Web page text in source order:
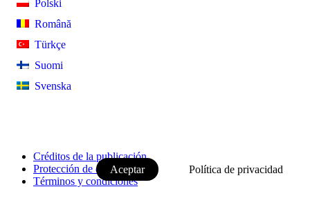
Polski
Română
Türkçe
Suomi
Svenska
Créditos de la publicación
Protección de datos
Términos y condiciones
Aceptar
Política de privacidad